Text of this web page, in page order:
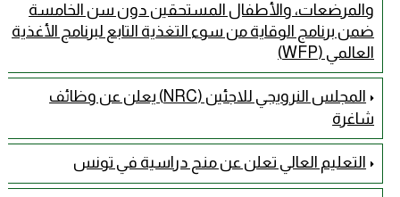
والمرضعات، والأطفال المستحقين دون سن الخامسة
ضمن برنامج الوقاية من سوء التغذية التابع لبرنامج الأغذية
العالمي (WFP)
المجلس النرويجي للاجئين (NRC) يعلن عن وظائف
شاغرة
التعليم العالي تعلن عن منح دراسية في تونس